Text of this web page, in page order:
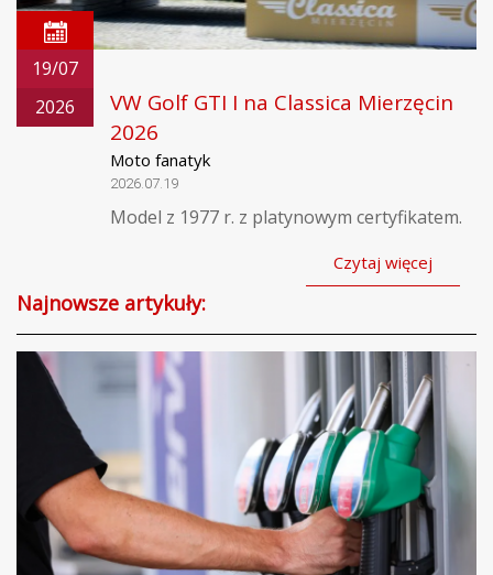
19/07
2026
VW Golf GTI I na Classica Mierzęcin
2026
Moto fanatyk
2026.07.19
Model z 1977 r. z platynowym certyfikatem.
Czytaj więcej
Najnowsze artykuły: